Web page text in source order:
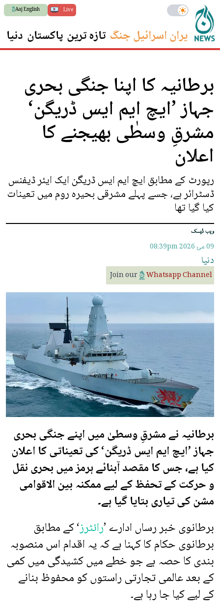
Live
Aaj English
ایران اسرائیل جنگ تازہ ترین پاکستان دنیا
برطانیہ کا اپنا جنگی بحری
جہاز ’ایچ ایم ایس ڈریگن‘
مشرقِ وسطٰی بھیجنے کا
اعلان
رپورٹ کے مطابق ایچ ایم ایس ڈریگن ایک ایئر ڈیفنس
ڈسٹرائر ہے، جسے پہلے مشرقی بحیرہ روم میں تعینات
کیا گیا تھا
ویب ڈیسک
09 مئ 2026 08:39pm
دنیا
Join our Whatsapp Channel
برطانیہ نے مشرقِ وسطیٰ میں اپنے جنگی بحری
جہاز ’ایچ ایم ایس ڈریگن‘ کی تعیناتی کا اعلان
کیا ہے، جس کا مقصد آبنائے ہرمز میں بحری نقل
و حرکت کے تحفظ کے لیے ممکنہ بین الاقوامی
مشن کی تیاری بتایا گیا ہے۔
برطانوی خبر رساں ادارے ’رائٹرز‘ کے مطابق
برطانوی حکام کا کہنا ہے کہ یہ اقدام اس منصوبہ
بندی کا حصہ ہے جو خطے میں کشیدگی میں کمی
کے بعد عالمی تجارتی راستوں کو محفوظ بنانے
کے لیے کیا جا رہا ہے۔